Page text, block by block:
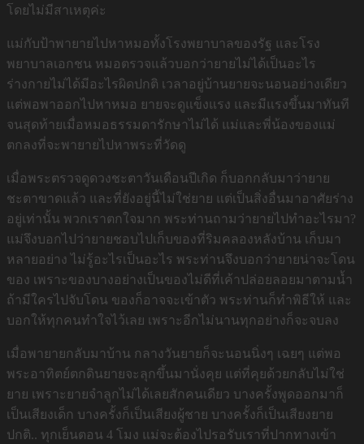
โดยไม่มีสาเหตุค่ะ
แม่กับป้าพายายไปหาหมอทั้งโรงพยาบาลของรัฐ และโรง
พยาบาลเอกชน หมอตรวจแล้วบอกว่ายายไม่ได้เป็นอะไร
ร่างกายไม่ได้มีอะไรผิดปกติ เวลาอยู่บ้านยายจะนอนอย่างเดียว
แต่พอพาออกไปหาหมอ ยายจะดูแข็งแรง และมีแรงขึ้นมาทันที
จนสุดท้ายเมื่อหมอธรรมดารักษาไม่ได้ แม่และพี่น้องของแม่
ตกลงที่จะพายายไปหาพระที่วัดดู
เมื่อพระตรวจดูดวงชะตาวันเดือนปีเกิด ก็บอกกลับมาว่ายาย
ชะตาขาดแล้ว และที่ยังอยู่นี้ไม่ใช่ยาย แต่เป็นสิ่งอื่นมาอาศัยร่าง
อยู่เท่านั้น พวกเราตกใจมาก พระท่านถามว่ายายไปทำอะไรมา?
แม่จึงบอกไปว่ายายชอบไปเก็บของที่ริมคลองหลังบ้าน เก็บมา
หลายอย่าง ไม่รู้อะไรเป็นอะไร พระท่านจึงบอกว่ายายน่าจะโดน
ของ เพราะของบางอย่างเป็นของไม่ดีที่เค้าปล่อยลอยมาตามน้ำ
ถ้ามีใครไปจับโดน ของก็อาจจะเข้าตัว พระท่านก็ทำพิธีให้ และ
บอกให้ทุกคนทำใจไว้เลย เพราะอีกไม่นานทุกอย่างก็จะจบลง
เมื่อพายายกลับมาบ้าน กลางวันยายก็จะนอนนิ่งๆ เฉยๆ แต่พอ
พระอาทิตย์ตกดินยายจะลุกขึ้นมานั่งคุย แต่ที่คุยด้วยกลับไม่ใช่
ยาย เพราะยายจำลูกไม่ได้เลยสักคนเดียว บางครั้งพูดออกมาก็
เป็นเสียงเด็ก บางครั้งก็เป็นเสียงผู้ชาย บางครั้งก็เป็นเสียงยาย
ปกติ.. ทุกเย็นตอน 4 โมง แม่จะต้องไปรอรับเราที่ปากทางเข้า